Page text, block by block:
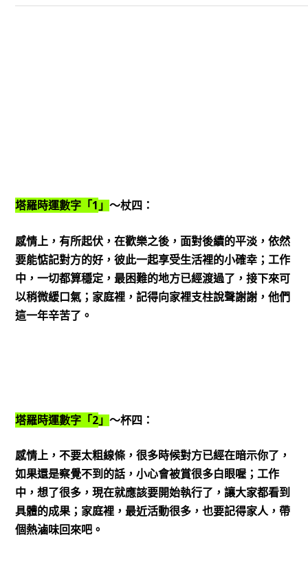
塔羅時運數字「1 」 ～杖四：
感情上，有所起伏，在歡樂之後，面對後續的平淡，依然
要能惦記對方的好，彼此一起享受生活裡的小確幸；工作
中，一切都算穩定，最困難的地方已經渡過了，接下來可
以稍微緩口氣；家庭裡，記得向家裡支柱說聲謝謝，他們
這一年辛苦了。
塔羅時運數字「2」 ～杯四：
感情上，不要太粗線條，很多時候對方已經在暗示你了，
如果還是察覺不到的話，小心會被賞很多白眼喔；工作
中，想了很多，現在就應該要開始執行了，讓大家都看到
具體的成果；家庭裡，最近活動很多，也要記得家人，帶
個熱滷味回來吧。